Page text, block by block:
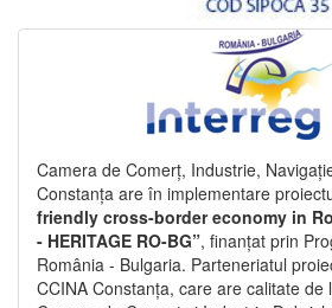
Camera de Comerț, Industrie,
Constanța are în implementare
friendly cross-border economy in
- HERITAGE RO-BG”, finanțat prin
România - Bulgaria. Parteneriatul
CCINA Constanța, care are calitate